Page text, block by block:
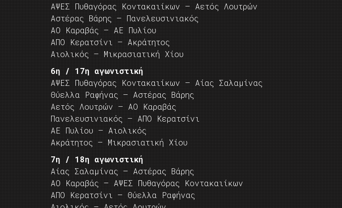
ΑΨΕΣ Πυθαγόρας Κοντακαιίκων – Αετός Λουτρών
Αστέρας Βάρης – Πανελευσινιακός
ΑΟ Καραβάς – ΑΕ Πυλίου
ΑΠΟ Κερατσίνι – Ακράτητος
Αιολικός – Μικρασιατική Χίου
6η / 17η αγωνιστική
ΑΨΕΣ Πυθαγόρας Κοντακαιίκων – Αίας Σαλαμίνας
Θύελλα Ραφήνας – Αστέρας Βάρης
Αετός Λουτρών – ΑΟ Καραβάς
Πανελευσινιακός – ΑΠΟ Κερατσίνι
ΑΕ Πυλίου – Αιολικός
Ακράτητος – Μικρασιατική Χίου
7η / 18η αγωνιστική
Αίας Σαλαμίνας – Αστέρας Βάρης
ΑΟ Καραβάς – ΑΨΕΣ Πυθαγόρας Κοντακαιίκων
ΑΠΟ Κερατσίνι – Θύελλα Ραφήνας